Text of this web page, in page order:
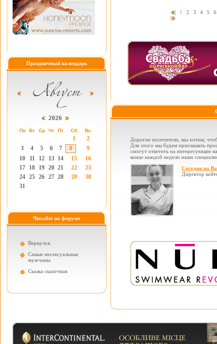
Праздничный календарь
2026
Пн Вт Ср Чт Пт Сб Вс
1
2
3
4 5 6 7 8
9
10
11 12 13 14 15
16
17
18 19 20 21 22
23
24 25 26 27 28 29
30
31
Читайте на форуме
Вернулся.
Самые несексуальные
мужчины
Cказка сказочная
1 2 3 4 5 6
Дорогие посетители, мы хотим,
Для этого мы будем приглашать
смогут ответить на интересующие
конце каждой недели наши
Сегодня на
Директор